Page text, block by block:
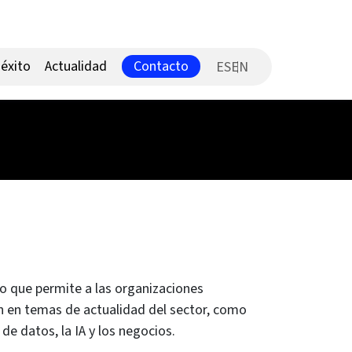
Actualidad Contacto ES
que permite a las organizaciones
temas de actualidad del sector, como
datos, la IA y los negocios.